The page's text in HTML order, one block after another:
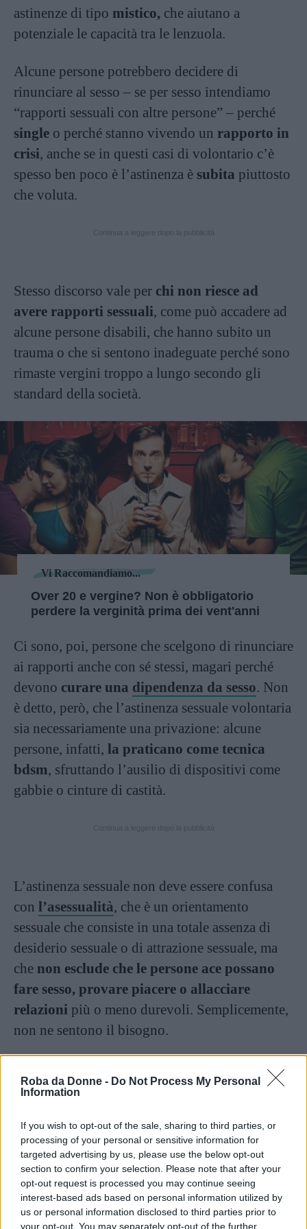
Roba da Donne - Do Not Process My Personal
Information
If you wish to opt-out of the sale, sharing to third parties, or
processing of your personal or sensitive information for
targeted advertising by us, please use the below opt-out
section to confirm your selection. Please note that after your
opt-out request is processed you may continue seeing
interest-based ads based on personal information utilized by
us or personal information disclosed to third parties prior to
your opt-out. You may separately opt-out of the further
astinenze di tipo mistico, che aiutano a
potenziale le capacità tra le lenzuola.
Alcune persone potrebbero decidere di
rinunciare al sesso – se per sesso intendiamo
“rapporti sessuali con altre persone” – perché
single o perché stanno vivendo un rapporto in
crisi, anche se in questi casi di volontario c’è
spesso ben poco è l’astinenza è subita piuttosto
che voluta.
Stesso discorso vale per chi non riesce ad
avere rapporti sessuali, come può accadere ad
alcune persone disabili, che hanno subito un
trauma o che si sentono inadeguate perché sono
rimaste vergini troppo a lungo secondo gli
standard della società.
Vi Raccomandiamo...
Over 20 e vergine? Non è obbligatorio
perdere la verginità prima dei vent'anni
Ci sono, poi, persone che scelgono di rinunciare
ai rapporti anche con sé stessi, magari perché
devono curare una dipendenza da sesso. Non
è detto, però, che l’astinenza sessuale volontaria
sia necessariamente una privazione: alcune
persone, infatti, la praticano come tecnica
bdsm, sfruttando l’ausilio di dispositivi come
gabbie o cinture di castità.
L’astinenza sessuale non deve essere confusa
con l’asessualità, che è un orientamento
sessuale che consiste in una totale assenza di
desiderio sessuale o di attrazione sessuale, ma
che non esclude che le persone ace possano
fare sesso, provare piacere o allacciare
relazioni più o meno durevoli. Semplicemente,
non ne sentono il bisogno.
sessuale
La scelta di fare o non fare sesso è
assolutamente personale e legittima. Ma ci sono
davvero dei benefici per chi sceglie la seconda
possibilità?